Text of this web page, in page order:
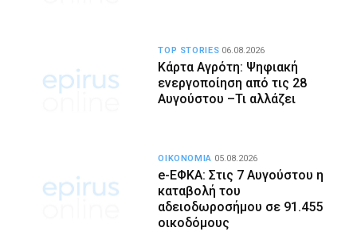
Κάρτα Αγρότη: Ψηφιακή
ενεργοποίηση από τις 28
Αυγούστου –Τι αλλάζει
TOP STORIES 06.08.2026
e-ΕΦΚΑ: Στις 7 Αυγούστου η
καταβολή του
αδειοδωροσήμου σε 91.455
οικοδόμους
ΟΙΚΟΝΟΜΙΑ 05.08.2026